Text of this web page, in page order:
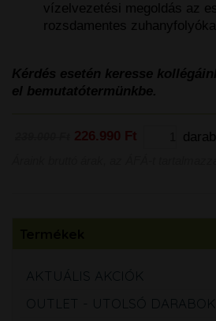
vízelvezetési megoldás az
rozsdamentes
Kérdés esetén keresse
el bemutatótermünkbe.
226.990 Ft darab
AKTUÁLIS AKCIÓK
OUTLET - UTOLSÓ DARABOK